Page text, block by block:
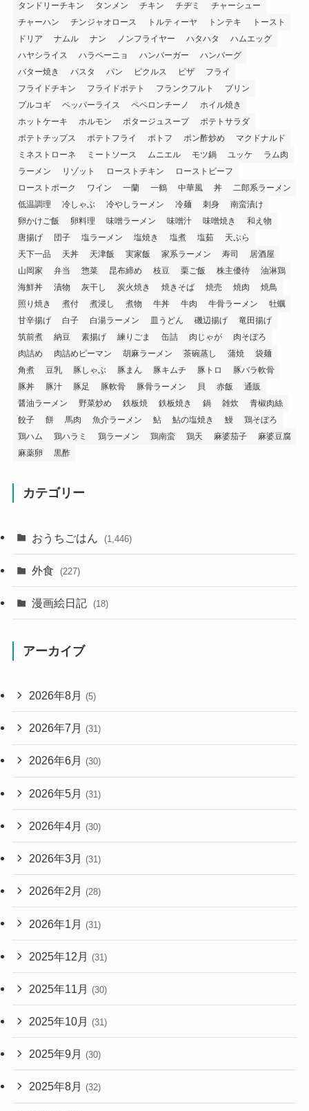
タンドリーチキン タンメン チキン チヂミ
チャーシュー
チャーハン
チンジャオロース トルティーヤ トンテキ
トースト
ドリア
ナムル ナン ノンフライヤー ハタハタ
ハムエッグ
ハヤシライス
ハラペーニョ ハンバーガー
ハンバーグ
バター焼き
パスタ パン ピクルス ピザ
フライ
フライドチキン
フライドポテト フランクフルト
プリン
プルコギ
ペッパーライス ペペロンチーノ
ホイル焼き
ホットケーキ
ホルモン ポタージュスープ
ポテトサラダ
ポテトチップス
ポテトフライ ポトフ ポン酢炒め
マクドナルド
ミネストローネ
ミートソース ムニエル モツ鍋 ユッケ
ラム肉
ラーメン
リゾット ローストチキン
ローストビーフ
ローストポーク
ワイン 一蘭 一鶴 中華風 丼
二郎系ラーメン
低温調理
冷しゃぶ 冷やしラーメン 冷麺 刺身
南蛮漬け
卵かけご飯
卵料理 味噌ラーメン 味噌汁 味噌焼き
和え物
唐揚げ
団子 塩ラーメン 塩焼き 塩煮 塩茹
天ぷら
天下一品
天丼 天津飯 実家飯 家系ラーメン 寿司
居酒屋
山岡家
弁当 惣菜 昆布締め 枝豆 栗ご飯 株主優待
油淋鶏
海鮮丼
漬物 灰干し 炭火焼き 焼きそば 焼売 焼肉
焼鳥
照り焼き
煮付 煮浸し 煮物 牛丼 牛肉 牛骨ラーメン
牡蠣
甘辛揚げ
白子 白湯ラーメン 皿うどん 磯辺揚げ
竜田揚げ
筑前煮
納豆 素揚げ 練りごま 缶詰 肉じゃが
肉そぼろ
肉詰め
肉詰めピーマン 胡麻ラーメン 茶碗蒸し 蒲焼
袋麺
角煮
豆乳 豚しゃぶ 豚まん 豚キムチ 豚トロ
豚バラ軟骨
豚丼
豚汁 豚足 豚軟骨 豚骨ラーメン 貝 赤飯
通販
醤油ラーメン
野菜炒め 鉄板焼 鉄板焼き 鍋 雑炊
青椒肉絲
餃子
餅 馬肉 魚介ラーメン 鮎 鮎の塩焼き 鰻
鶏そぼろ
鶏ハム
鶏ハラミ 鶏ラーメン 鶏南蛮 鶏天 麻婆茄子
麻婆豆腐
麻薬卵
黒酢
カテゴリー
おうちごはん (1,446)
外食 (227)
漫画絵日記 (18)
アーカイブ
2026年8月 (5)
2026年7月 (31)
2026年6月 (30)
2026年5月 (31)
2026年4月 (30)
2026年3月 (31)
2026年2月 (28)
2026年1月 (31)
2025年12月 (31)
2025年11月 (30)
2025年10月 (31)
2025年9月 (30)
2025年8月 (32)